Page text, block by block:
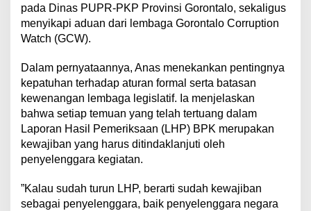
pada Dinas PUPR-PKP Provinsi Gorontalo, sekaligus
menyikapi aduan dari lembaga Gorontalo Corruption
Watch (GCW).
​Dalam pernyataannya, Anas menekankan pentingnya
kepatuhan terhadap aturan formal serta batasan
kewenangan lembaga legislatif. Ia menjelaskan
bahwa setiap temuan yang telah tertuang dalam
Laporan Hasil Pemeriksaan (LHP) BPK merupakan
kewajiban yang harus ditindaklanjuti oleh
penyelenggara kegiatan.
​”Kalau sudah turun LHP, berarti sudah kewajiban
sebagai penyelenggara, baik penyelenggara negara